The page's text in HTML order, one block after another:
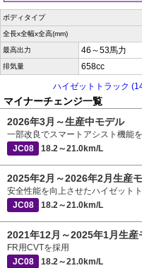
ボディタイプ
全長x全幅x全高(mm)
最高出力 46～53馬力
排気量 658cc
ハイゼットトラック
マイナーチェンジ一覧
2026年3月～生産中モデル
一部改良でスマートアシスト機能
JC08
18.2～21.0km/L
2025年2月～2026年2月生産
安全性能を向上させたハイゼット
JC08
18.2～21.0km/L
2021年12月～2025年1月生産
FR用CVTを採用
JC08
18.2～21.0km/L